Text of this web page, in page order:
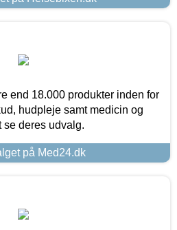
end 18.000 produkter inden for
hudpleje samt medicin og
se deres udvalg.
på Med24.dk